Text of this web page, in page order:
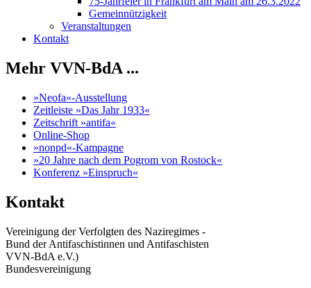
Gemeinnützigkeit
Veranstaltungen
Kontakt
Mehr VVN-BdA ...
»Neofa«-Ausstellung
Zeitleiste »Das Jahr 1933«
Zeitschrift »antifa«
Online-Shop
»nonpd«-Kampagne
»20 Jahre nach dem Pogrom von Rostock«
Konferenz »Einspruch«
Kontakt
Vereinigung der Verfolgten des Naziregimes -
Bund der Antifaschistinnen und Antifaschisten
VVN-BdA e.V.)
Bundesvereinigung